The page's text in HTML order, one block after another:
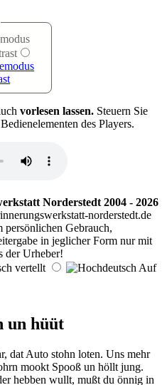
vorlesen lassen. Steuern Sie
des Players.
Norderstedt 2004 - 2026
norderstedt.de
persönlichen Gebrauch,
in jeglicher Form nur mit
der Urheber!
vertellt
Auf
un hüüt
dat Auto stohn loten. Uns mehr
mookt Spooß un höllt jung.
hebben wullt, mußt du önnig in